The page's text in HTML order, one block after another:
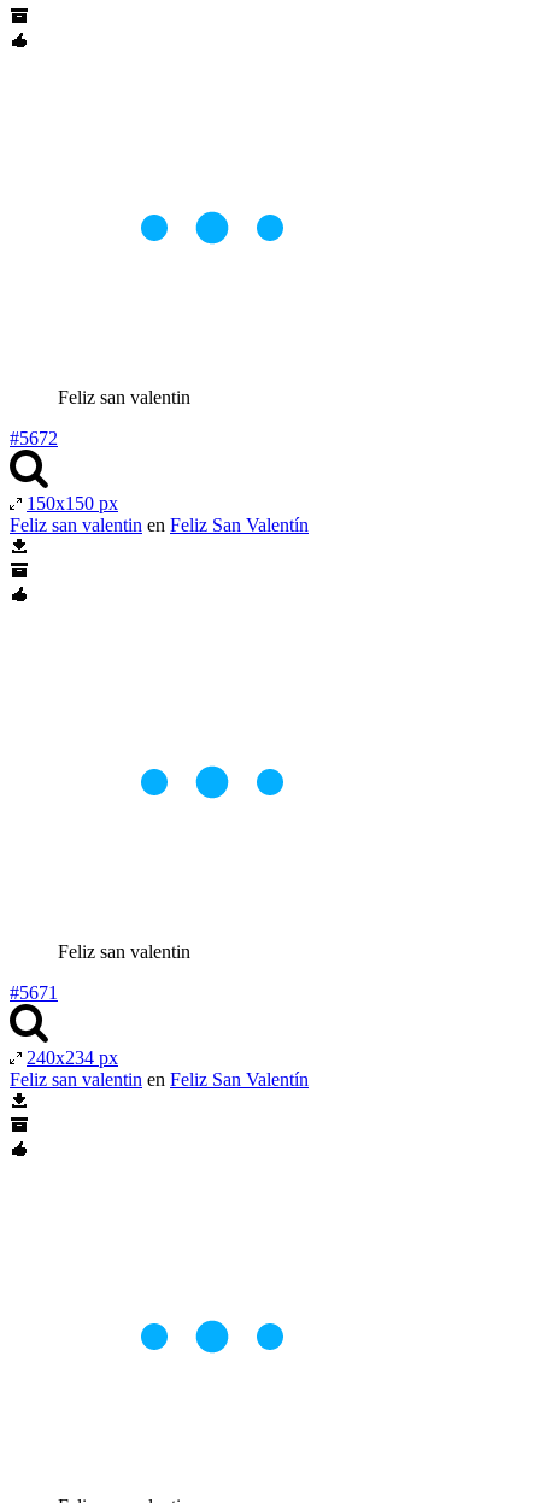
Feliz san valentin
#5672
150x150 px
Feliz san valentin en Feliz San Valentín
Feliz san valentin
#5671
240x234 px
Feliz san valentin en Feliz San Valentín